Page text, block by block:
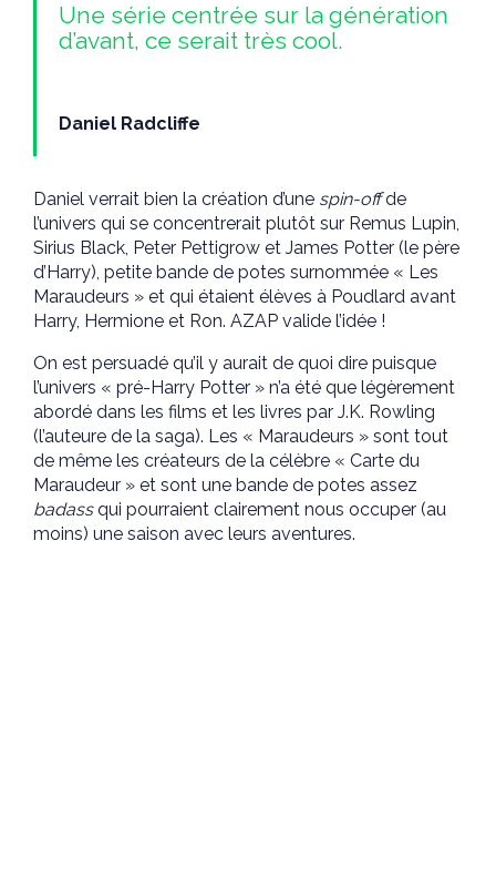
Une série centrée sur la génération
d’avant, ce serait très cool.
Daniel Radcliffe
Daniel verrait bien la création d’une spin-offde
l’univers qui se concentrerait plutôt sur Remus Lupin,
Sirius Black, Peter Pettigrow et James Potter (le père
d’Harry), petite bande de potes surnommée « Les
Maraudeurs » et qui étaient élèves à Poudlard avant
Harry, Hermione et Ron. AZAP valide l’idée !
On est persuadé qu’il y aurait de quoi dire puisque
l’univers « pré-Harry Potter » n’a été que légèrement
abordé dans les films et les livres par J.K. Rowling
(l’auteure de la saga). Les « Maraudeurs » sont tout
de même les créateurs de la célèbre « Carte du
Maraudeur » et sont une bande de potes assez
badassqui pourraient clairement nous occuper (au
moins) une saison avec leurs aventures.